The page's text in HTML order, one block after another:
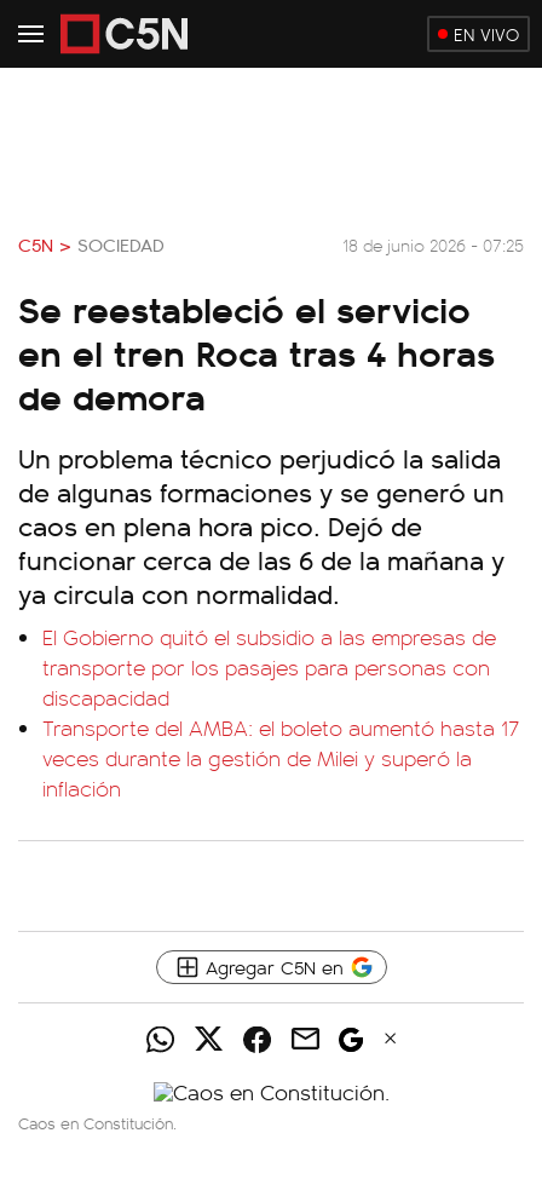
EN VIVO
C5N > SOCIEDAD 18 de junio 2026 - 07:25
Se reestableció el servicio
en el tren Roca tras 4 horas
de demora
Un problema técnico perjudicó la salida
de algunas formaciones y se generó un
caos en plena hora pico. Dejó de
funcionar cerca de las 6 de la mañana y
ya circula con normalidad.
El Gobierno quitó el subsidio a las empresas de
transporte por los pasajes para personas con
discapacidad
Transporte del AMBA: el boleto aumentó hasta 17
veces durante la gestión de Milei y superó la
inflación
Agregar C5N en
Caos en Constitución.